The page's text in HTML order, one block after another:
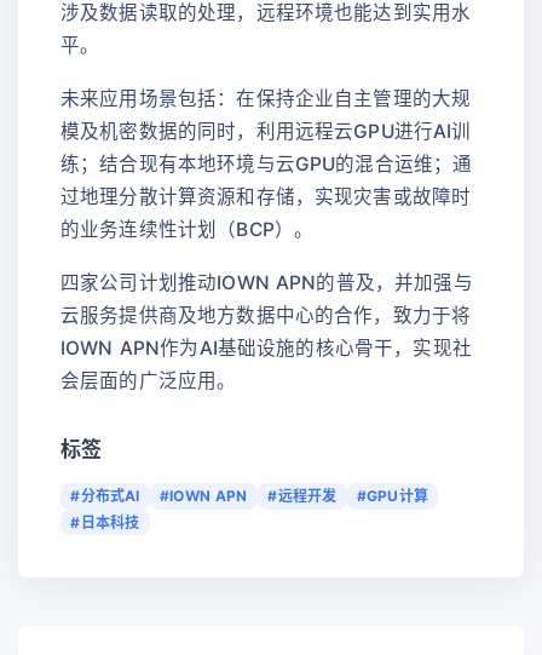
涉及数据读取的处理，远程环境也能达到实用水
平。
未来应用场景包括：在保持企业自主管理的大规
模及机密数据的同时，利用远程云GPU进行AI训
练；结合现有本地环境与云GPU的混合运维；通
过地理分散计算资源和存储，实现灾害或故障时
的业务连续性计划（BCP）。
四家公司计划推动IOWN APN的普及，并加强与
云服务提供商及地方数据中心的合作，致力于将
IOWN APN作为AI基础设施的核心骨干，实现社
会层面的广泛应用。
标签
#分布式AI #IOWN APN #远程开发
#GPU计算
#日本科技